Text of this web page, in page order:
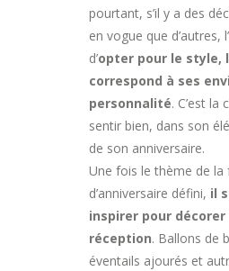
pourtant, s’il y a des
en vogue que d’autres,
d’opter pour le style,
correspond à ses
personnalité. C’est la
sentir bien, dans son
de son anniversaire.
Une fois le thème de la
d’anniversaire défini, il
inspirer pour décorer
réception. Ballons de
éventails ajourés et